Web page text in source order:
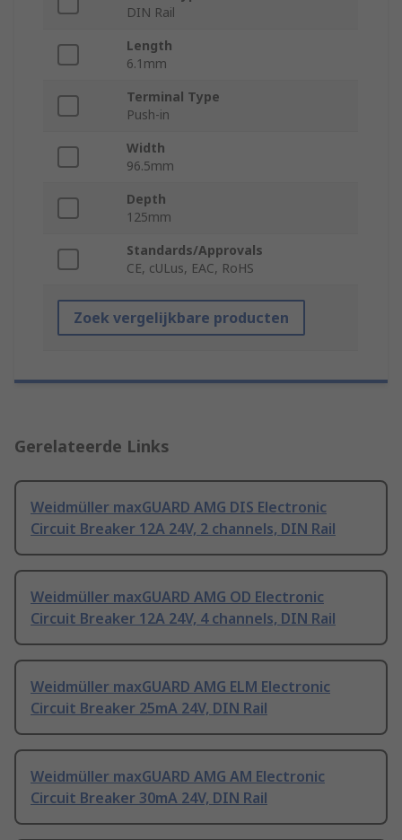
DIN Rail
Length
6.1mm
Terminal Type
Push-in
Width
96.5mm
Depth
125mm
Standards/Approvals
CE, cULus, EAC, RoHS
Zoek vergelijkbare producten
Gerelateerde Links
Weidmüller maxGUARD AMG DIS Electronic
Circuit Breaker 12A 24V, 2 channels, DIN Rail
Weidmüller maxGUARD AMG OD Electronic
Circuit Breaker 12A 24V, 4 channels, DIN Rail
Weidmüller maxGUARD AMG ELM Electronic
Circuit Breaker 25mA 24V, DIN Rail
Weidmüller maxGUARD AMG AM Electronic
Circuit Breaker 30mA 24V, DIN Rail